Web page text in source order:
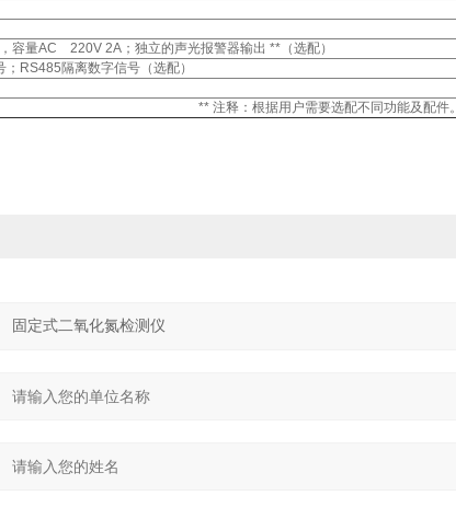
容量AC 220V 2A；独立的声光报警器输出 **（选配）
RS485隔离数字信号（选配）
** 注释：根据用户需要选配不同功能及配件。